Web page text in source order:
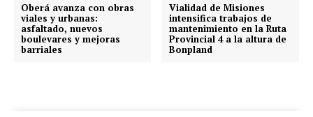
Oberá avanza con obras
viales y urbanas:
asfaltado, nuevos
boulevares y mejoras
barriales
Vialidad de Misiones
intensifica trabajos de
mantenimiento en la Ruta
Provincial 4 a la altura de
Bonpland